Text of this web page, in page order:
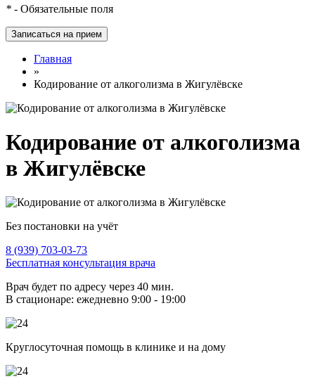
* - Обязательные поля
Главная
»
Кодирование от алкоголизма в Жигулёвске
Кодирование от алкоголизма
в Жигулёвске
Без постановки на учёт
8 (939) 703-03-73
Бесплатная консультация врача
Врач будет по адресу через 40 мин.
В стационаре: ежедневно 9:00 - 19:00
Круглосуточная помощь в клинике и на дому